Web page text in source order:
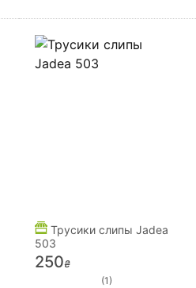
Трусики слипы Jadea
503
250₴
(1)